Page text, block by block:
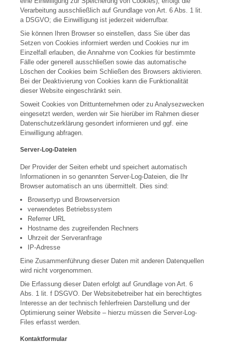
Verarbeitung ausschließlich auf Grundlage von Art. 6 Abs. 1 lit.
a DSGVO; die Einwilligung ist jederzeit widerrufbar.
Sie können Ihren Browser so einstellen, dass Sie über das
Setzen von Cookies informiert werden und Cookies nur im
Einzelfall erlauben, die Annahme von Cookies für bestimmte
Fälle oder generell ausschließen sowie das automatische
Löschen der Cookies beim Schließen des Browsers aktivieren.
Bei der Deaktivierung von Cookies kann die Funktionalität
dieser Website eingeschränkt sein.
Soweit Cookies von Drittunternehmen oder zu Analysezwecken
eingesetzt werden, werden wir Sie hierüber im Rahmen dieser
Datenschutzerklärung gesondert informieren und ggf. eine
Einwilligung abfragen.
Server-Log-Dateien
Der Provider der Seiten erhebt und speichert automatisch
Informationen in so genannten Server-Log-Dateien, die Ihr
Browser automatisch an uns übermittelt. Dies sind:
Browsertyp und Browserversion
verwendetes Betriebssystem
Referrer URL
Hostname des zugreifenden Rechners
Uhrzeit der Serveranfrage
IP-Adresse
Eine Zusammenführung dieser Daten mit anderen Datenquellen
wird nicht vorgenommen.
Die Erfassung dieser Daten erfolgt auf Grundlage von Art. 6
Abs. 1 lit. f DSGVO. Der Websitebetreiber hat ein berechtigtes
Interesse an der technisch fehlerfreien Darstellung und der
Optimierung seiner Website – hierzu müssen die Server-Log-
Files erfasst werden.
Kontaktformular